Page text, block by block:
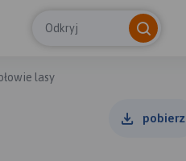
Odkryj
lasy
pobierz